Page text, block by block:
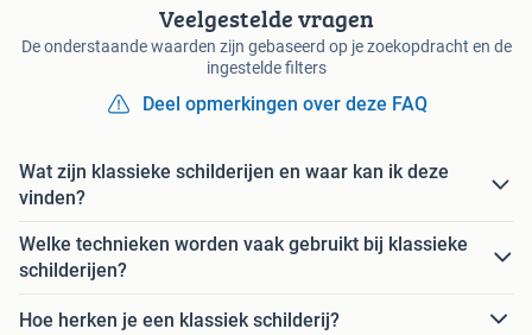
Veelgestelde vragen
De onderstaande waarden zijn gebaseerd op je zoekopdracht en de
ingestelde filters
Deel opmerkingen over deze FAQ
Wat zijn klassieke schilderijen en waar kan ik deze
vinden?
Welke technieken worden vaak gebruikt bij klassieke
schilderijen?
Hoe herken je een klassiek schilderij?